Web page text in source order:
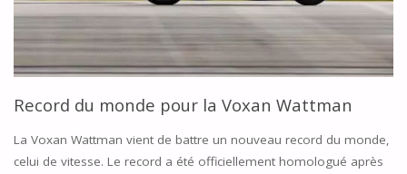
Record du monde pour la Voxan Wattman
La Voxan Wattman vient de battre un nouveau record du monde,
celui de vitesse. Le record a été officiellement homologué après